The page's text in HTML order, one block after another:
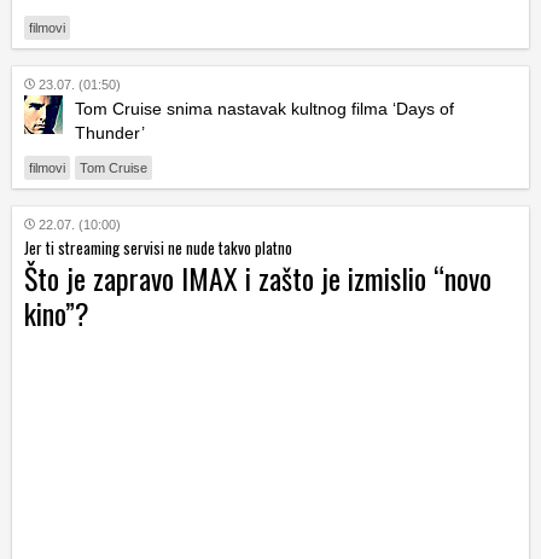
filmovi
23.07. (01:50)
Tom Cruise snima nastavak kultnog filma ‘Days of
Thunder’
filmovi Tom Cruise
22.07. (10:00)
Jer ti streaming servisi ne nude takvo platno
Što je zapravo IMAX i zašto je izmislio “novo
kino”?